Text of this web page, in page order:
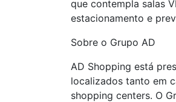
que contempla salas
estacionamento e
Sobre o Grupo AD
AD Shopping está
localizados tanto em
shopping centers. O